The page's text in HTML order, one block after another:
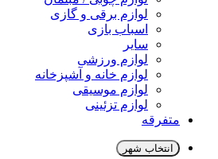
لوازم برقی و گازی
اسباب بازی
سایر
لوازم ورزشی
لوازم خانه و آشپزخانه
لوازم موسیقی
لوازم تزئینی
متفرقه
انتخاب شهر